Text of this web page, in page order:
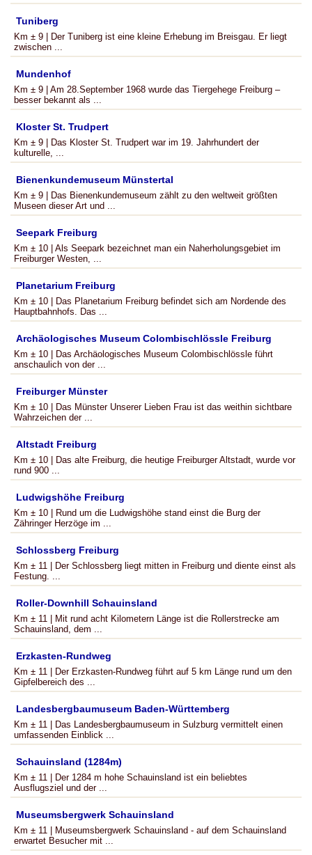
Tuniberg
Km ± 9 | Der Tuniberg ist eine kleine Erhebung im Breisgau. Er liegt
zwischen ...
Mundenhof
Km ± 9 | Am 28.September 1968 wurde das Tiergehege Freiburg –
besser bekannt als ...
Kloster St. Trudpert
Km ± 9 | Das Kloster St. Trudpert war im 19. Jahrhundert der
kulturelle, ...
Bienenkundemuseum Münstertal
Km ± 9 | Das Bienenkundemuseum zählt zu den weltweit größten
Museen dieser Art und ...
Seepark Freiburg
Km ± 10 | Als Seepark bezeichnet man ein Naherholungsgebiet im
Freiburger Westen, ...
Planetarium Freiburg
Km ± 10 | Das Planetarium Freiburg befindet sich am Nordende des
Hauptbahnhofs. Das ...
Archäologisches Museum Colombischlössle Freiburg
Km ± 10 | Das Archäologisches Museum Colombischlössle führt
anschaulich von der ...
Freiburger Münster
Km ± 10 | Das Münster Unserer Lieben Frau ist das weithin sichtbare
Wahrzeichen der ...
Altstadt Freiburg
Km ± 10 | Das alte Freiburg, die heutige Freiburger Altstadt, wurde vor
rund 900 ...
Ludwigshöhe Freiburg
Km ± 10 | Rund um die Ludwigshöhe stand einst die Burg der
Zähringer Herzöge im ...
Schlossberg Freiburg
Km ± 11 | Der Schlossberg liegt mitten in Freiburg und diente einst als
Festung. ...
Roller-Downhill Schauinsland
Km ± 11 | Mit rund acht Kilometern Länge ist die Rollerstrecke am
Schauinsland, dem ...
Erzkasten-Rundweg
Km ± 11 | Der Erzkasten-Rundweg führt auf 5 km Länge rund um den
Gipfelbereich des ...
Landesbergbaumuseum Baden-Württemberg
Km ± 11 | Das Landesbergbaumuseum in Sulzburg vermittelt einen
umfassenden Einblick ...
Schauinsland (1284m)
Km ± 11 | Der 1284 m hohe Schauinsland ist ein beliebtes
Ausflugsziel und der ...
Museumsbergwerk Schauinsland
Km ± 11 | Museumsbergwerk Schauinsland - auf dem Schauinsland
erwartet Besucher mit ...